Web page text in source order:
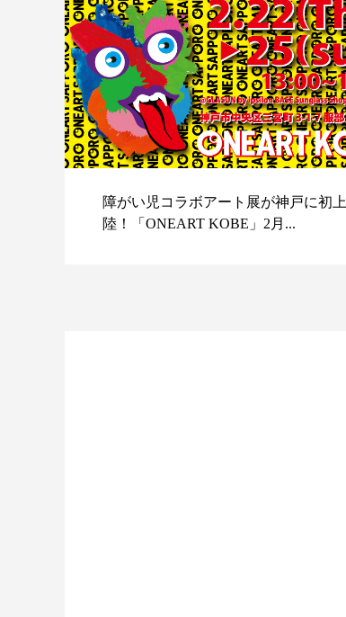
障がい児コラボアート展が神戸に初上
陸！「ONEART KOBE」2月...